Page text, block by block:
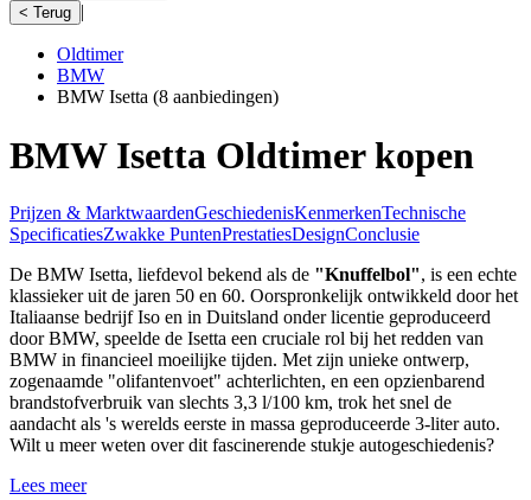
< Terug |
Oldtimer
BMW
BMW Isetta (8 aanbiedingen)
BMW Isetta Oldtimer kopen
Prijzen & MarktwaardenGeschiedenisKenmerkenTechnische
SpecificatiesZwakke PuntenPrestatiesDesignConclusie
De BMW Isetta, liefdevol bekend als de "Knuffelbol", is een echte
klassieker uit de jaren 50 en 60. Oorspronkelijk ontwikkeld door het
Italiaanse bedrijf Iso en in Duitsland onder licentie geproduceerd
door BMW, speelde de Isetta een cruciale rol bij het redden van
BMW in financieel moeilijke tijden. Met zijn unieke ontwerp,
zogenaamde "olifantenvoet" achterlichten, en een opzienbarend
brandstofverbruik van slechts 3,3 l/100 km, trok het snel de
aandacht als 's werelds eerste in massa geproduceerde 3-liter auto.
Wilt u meer weten over dit fascinerende stukje autogeschiedenis?
Lees meer